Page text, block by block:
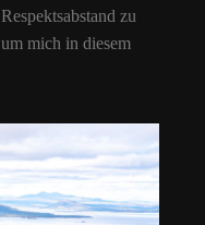
zu
mich in diesem